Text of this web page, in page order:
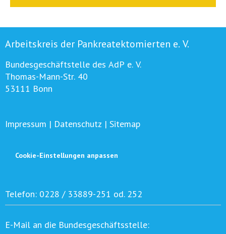
Arbeitskreis der Pankreatektomierten e. V.
Bundesgeschäftstelle des AdP e. V.
Thomas-Mann-Str. 40
53111 Bonn
Impressum | Datenschutz | Sitemap
Cookie-Einstellungen anpassen
Telefon: 0228 / 33889-251 od. 252
E-Mail an die Bundesgeschäftsstelle: